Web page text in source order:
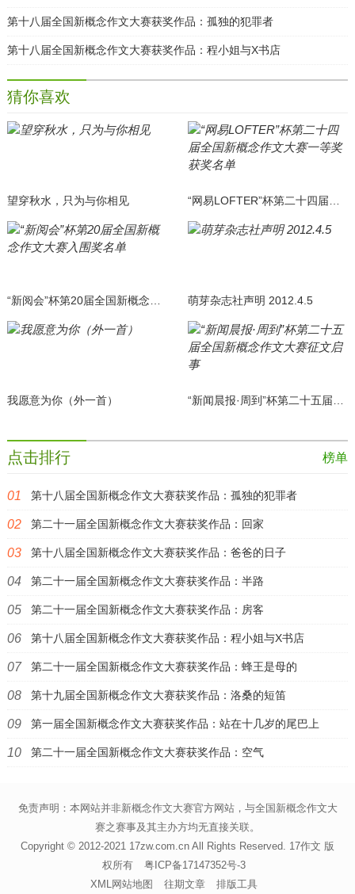
第十八届全国新概念作文大赛获奖作品：孤独的犯罪者
第十八届全国新概念作文大赛获奖作品：程小姐与X书店
猜你喜欢
望穿秋水，只为与你相见
萌芽杂志社声明 2012.4.5
我愿意为你（外一首）
榜单
点击排行
第十八届全国新概念作文大赛获奖作品：孤独的犯罪者
第二十一届全国新概念作文大赛获奖作品：回家
第十八届全国新概念作文大赛获奖作品：爸爸的日子
第二十一届全国新概念作文大赛获奖作品：半路
第二十一届全国新概念作文大赛获奖作品：房客
第十八届全国新概念作文大赛获奖作品：程小姐与X书店
第二十一届全国新概念作文大赛获奖作品：蜂王是母的
第十九届全国新概念作文大赛获奖作品：洛桑的短笛
第一届全国新概念作文大赛获奖作品：站在十几岁的尾巴上
第二十一届全国新概念作文大赛获奖作品：空气
免责声明：本网站并非新概念作文大赛官方网站，与全国新概念作文大
赛之赛事及其主办方均无直接关联。
Copyright © 2012-2021 17zw.com.cn All Rights Reserved. 17作文 版
权所有
粤ICP备17147352号-3
XML网站地图
往期文章 排版工具